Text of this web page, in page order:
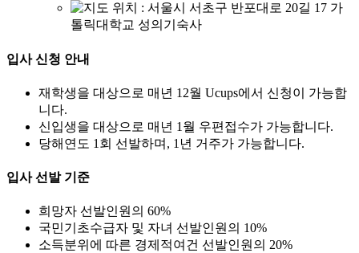
위치 : 서울시 서초구 반포대로 20길 17 가
톨릭대학교 성의기숙사
입사 신청 안내
재학생을 대상으로 매년 12월 Ucups에서 신청이 가능합
니다.
신입생을 대상으로 매년 1월 우편접수가 가능합니다.
당해연도 1회 선발하며, 1년 거주가 가능합니다.
입사 선발 기준
희망자 선발인원의 60%
국민기초수급자 및 자녀 선발인원의 10%
소득분위에 따른 경제적여건 선발인원의 20%